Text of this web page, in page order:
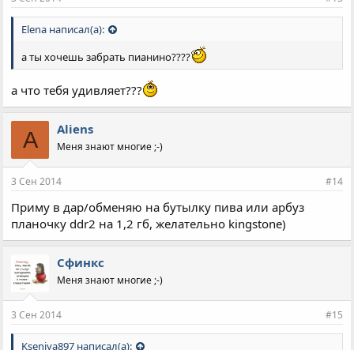
Elena написал(а):
а ты хочешь забрать пианино????
а что тебя удивляет???
A Aliens
Меня знают многие ;-)
3 Сен 2014 #14
Приму в дар/обменяю на бутылку пива или арбуз
планочку ddr2 на 1,2 гб, желательно kingstone)
Сфинкс
Меня знают многие ;-)
3 Сен 2014 #15
Kseniya897 написал(а):